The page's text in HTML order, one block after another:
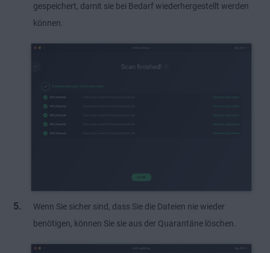
gespeichert, damit sie bei Bedarf wiederhergestellt werden
können.
Wenn Sie sicher sind, dass Sie die Dateien nie wieder
benötigen, können Sie sie aus der Quarantäne löschen.